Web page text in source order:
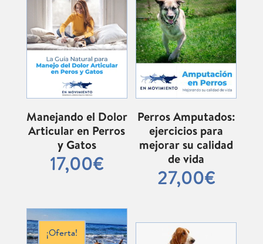
Manejando el Dolor
Articular en Perros
y Gatos
17,00€
Perros Amputados:
ejercicios para
mejorar su calidad
de vida
27,00€
¡Oferta!